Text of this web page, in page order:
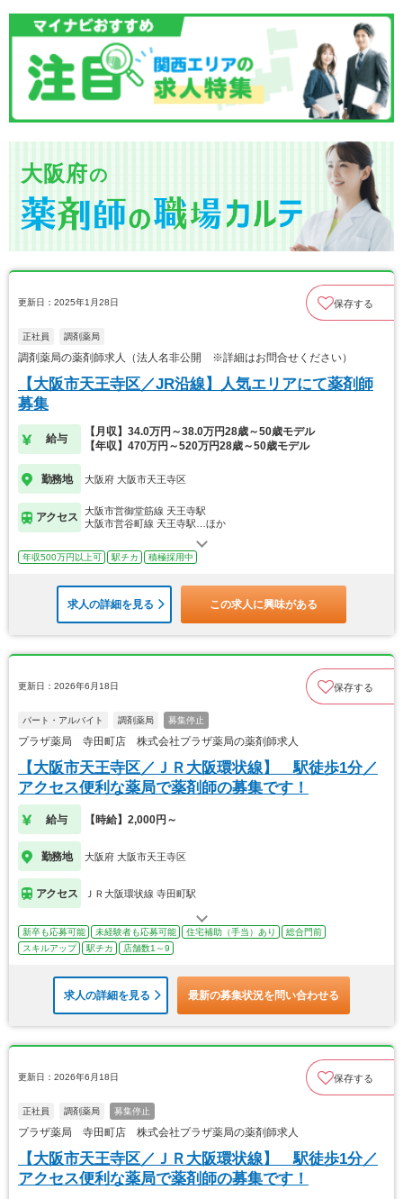
大阪府の
更新日：2025年1月28日 保存する
正社員 調剤薬局
調剤薬局の薬剤師求人（法人名非公開 ※詳細はお問合せください）
【大阪市天王寺区／JR沿線】人気エリアにて薬剤師
募集
給与
【月収】34.0万円～38.0万円28歳～50歳モデル
【年収】470万円～520万円28歳～50歳モデル
勤務地 大阪府 大阪市天王寺区
アクセス
大阪市営御堂筋線 天王寺駅
大阪市営谷町線 天王寺駅…ほか
年収500万円以上可 駅チカ 積極採用中
求人の詳細を見る この求人に興味がある
更新日：2026年6月18日 保存する
パート・アルバイト 調剤薬局 募集停止
プラザ薬局 寺田町店 株式会社プラザ薬局の薬剤師求人
【大阪市天王寺区／ＪＲ大阪環状線】 駅徒歩1分／
アクセス便利な薬局で薬剤師の募集です！
給与 【時給】2,000円～
勤務地 大阪府 大阪市天王寺区
アクセス ＪＲ大阪環状線 寺田町駅
新卒も応募可能 未経験者も応募可能 住宅補助（手当）あり
総合門前
スキルアップ
駅チカ 店舗数1～9
求人の詳細を見る 最新の募集状況を問い合わせる
更新日：2026年6月18日 保存する
正社員 調剤薬局 募集停止
プラザ薬局 寺田町店 株式会社プラザ薬局の薬剤師求人
【大阪市天王寺区／ＪＲ大阪環状線】 駅徒歩1分／
アクセス便利な薬局で薬剤師の募集です！